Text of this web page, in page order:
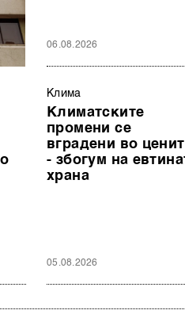
06.08.2026
Клима
Климатските
промени се
вградени во
- збогум на
храна
05.08.2026